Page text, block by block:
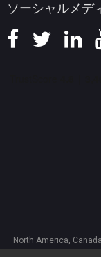
ソーシャルメデ
North America,